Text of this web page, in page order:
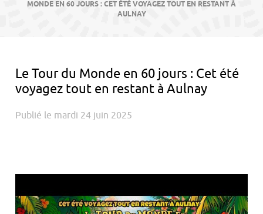
MONDE EN 60 JOURS : CET ÉTÉ VOYAGEZ TOUT EN RESTANT À
AULNAY
Le Tour du Monde en 60 jours : Cet été
voyagez tout en restant à Aulnay
Publié le mardi 24 juin 2025